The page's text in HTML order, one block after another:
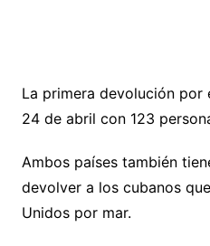
La primera devolución por
24 de abril con 123
Ambos países también
devolver a los cubanos
Unidos por mar.